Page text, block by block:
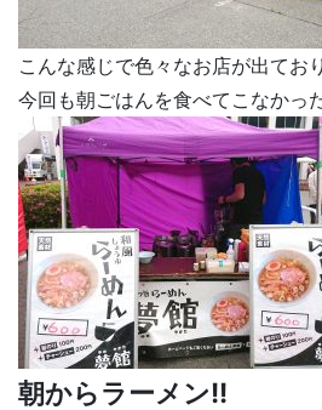
こんな感じで色々なお店が出てお
今回も朝ごはんを食べてこなかっ
朝からラーメン!!